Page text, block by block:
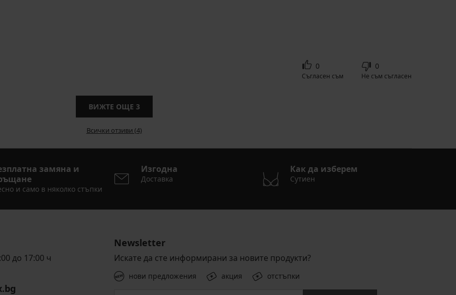
0
Съгласен съм
0
Не съм съгласен
ВИЖТЕ ОЩЕ 3
Всички отзиви (4)
замяна и
и само в няколко стъпки
Изгодна
Доставка
Как да изберем
Сутиен
до 17:00 ч
Newsletter
Искате да сте информирани за новите продукти?
нови предложения акция отстъпки